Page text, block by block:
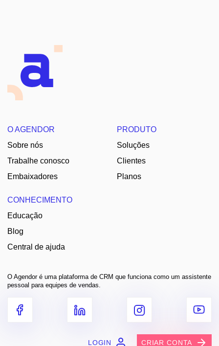
O AGENDOR
Sobre nós
Trabalhe conosco
Embaixadores
PRODUTO
Soluções
Clientes
Planos
CONHECIMENTO
Educação
Blog
Central de ajuda
O Agendor é uma plataforma de CRM que funciona como um assistente
pessoal para equipes de vendas.
LOGIN CRIAR CONTA